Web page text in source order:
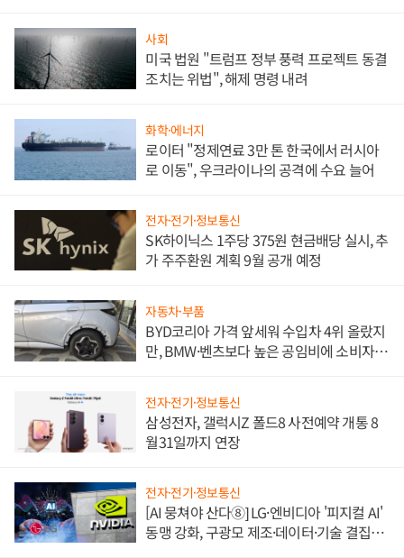
사회
미국 법원 "트럼프 정부 풍력 프로젝트 동결
조치는 위법", 해제 명령 내려
화학·에너지
로이터 "정제연료 3만 톤 한국에서 러시아
로 이동", 우크라이나의 공격에 수요 늘어
전자·전기·정보통신
SK하이닉스 1주당 375원 현금배당 실시, 추
가 주주환원 계획 9월 공개 예정
자동차·부품
BYD코리아 가격 앞세워 수입차 4위 올랐지
만, BMW·벤츠보다 높은 공임비에 소비자
전자·전기·정보통신
삼성전자, 갤럭시Z 폴드8 사전예약 개통 8
월31일까지 연장
전자·전기·정보통신
[AI 뭉쳐야 산다⑧] LG·엔비디아 '피지컬 AI'
동맹 강화, 구광모 제조·데이터·기술 결집